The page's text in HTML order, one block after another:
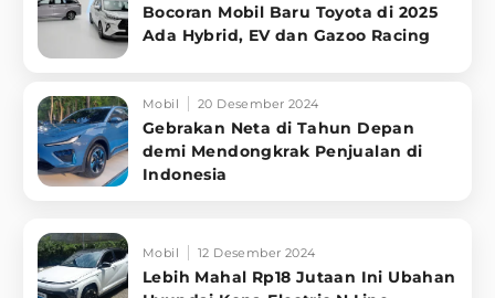
Bocoran Mobil Baru Toyota di 2025
Ada Hybrid, EV dan Gazoo Racing
Mobil 20 Desember 2024
Gebrakan Neta di Tahun Depan
demi Mendongkrak Penjualan di
Indonesia
Mobil 12 Desember 2024
Lebih Mahal Rp18 Jutaan Ini Ubahan